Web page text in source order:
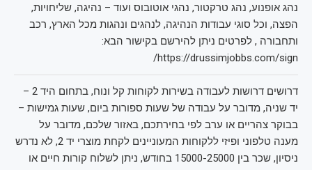
נהג אופנוע, נהג טרקטור, נהגי אוטובוס ועוד – נהיגה, שליחויות,
הפצה, וכל סוגי עבודות הנהיגה, לנהגים ונהגות מכל הארץ, רכב
ותחבורה , לפרטים ניתן להירשם בקישור הבא:
https://drussimjobbs.com/sign/
דרושים דרושות לעבודה בשירות לקוחות קל ונוח, בתחום היד 2 –
יד שניה, מדובר על עבודה של שעות ספורות ביום, שעות גמישות –
בבוקר צהריים או ערב לפי בחירתכם, באזור שלכם, מדובר על
מענה טלפוני ופיזי ללקוחות המעוניינים לקחת מוצרי יד 2, לא נדרש
ניסיון, שכר בין 15000-25000 בחודש, ניתן לשלוח קורות חיים או